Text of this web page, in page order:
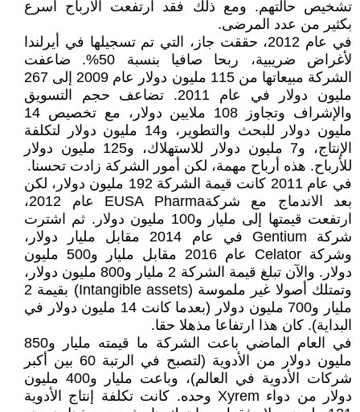
تشخيص حالتهم. ومع ذلك فقد ارتفعت الأرباح أسرع
بكثير من عدد المرضى.
في عام 2012، حققت جاز، التي تم تسجيلها في أيرلندا
لأغراض ضريبية، ربحا صافيا بنسبة 50%. ضاعفت
الشركة مبيعاتها من 115 مليون دولار عام 2009 إلى 267
مليون دولار في عام 2011. تضاعف حجم التسويق
والإشراف وتجاوز 108 ملايين دولار، مع تخصيص 14
مليون دولار للبحث والتطوير، و14 مليون دولار لتكلفة
الإنتاج، و7 مليون دولار للاستهلاك، و125 مليون دولار
للأرباح. هذه أرباح مهمة، لكن أمور الشركة زادت تحسنا.
في عام 2011 كانت قيمة الشركة 192 مليون دولار، لكن
بعد الاندماج مع شركةEUSA Pharma عام 2012،
ارتفعت قيمتها إلى مليار و100 مليون دولار. ثم اشترت
شركة Gentium في عام 2014 مقابل مليار دولار،
وشركة Celator عام 2016 مقابل مليار و500 مليون
دولار. والآن تبلغ قيمة الشركة 2 مليار و800 مليون دولار،
وتمتلك أصولا غير ملموسة (Intangible assets) بقيمة 2
مليار و700 مليون دولار (بعدما كانت 14 مليون دولار في
البداية). كان هذا ارتفاعا مذهلا حقا.
في العام الماضي باعت الشركة ما قيمته مليار و850
مليون دولار من الأدوية (لتصبح في الرتبة 60 بين أكبر
شركات الأدوية في العالم)، وباعت مليار و400 مليون
دولار من دواء Xyrem وحده. كانت تكلفة إنتاج الأدوية